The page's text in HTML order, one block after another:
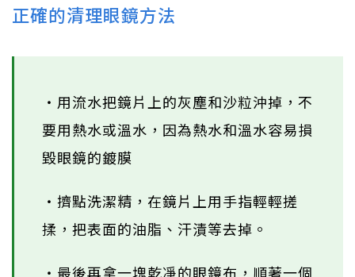
正確的清理眼鏡方法
‧用流水把鏡片上的灰塵和沙粒沖掉，不
要用熱水或溫水，因為熱水和溫水容易損
毀眼鏡的鍍膜
‧擠點洗潔精，在鏡片上用手指輕輕搓
揉，把表面的油脂、汗漬等去掉。
‧最後再拿一塊乾凈的眼鏡布，順著一個